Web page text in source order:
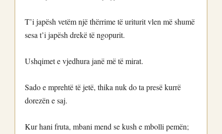
T’i japësh vetëm një thërrime të uriturit vlen më shumë
sesa t’i japësh drekë të ngopurit.
Ushqimet e vjedhura janë më të mirat.
Sado e mprehtë të jetë, thika nuk do ta presë kurrë
dorezën e saj.
Kur hani fruta, mbani mend se kush e mbolli pemën;